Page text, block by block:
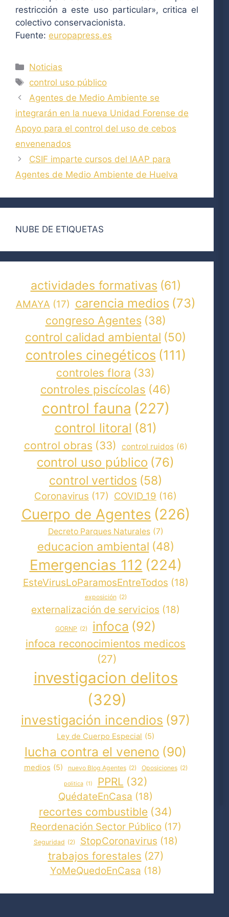
restricción a este uso particular», critica el
colectivo conservacionista.
Fuente: europapress.es
Categorías
Noticias
Etiquetas
control uso público
Agentes de Medio Ambiente se
integrarán en la nueva Unidad Forense de
Apoyo para el control del uso de cebos
envenenados
CSIF imparte cursos del IAAP para
Agentes de Medio Ambiente de Huelva
NUBE DE ETIQUETAS
actividades formativas (61)
AMAYA (17) carencia medios (73)
congreso Agentes (38)
control calidad ambiental (50)
controles cinegéticos (111)
controles flora (33)
controles piscícolas (46)
control fauna (227)
control litoral (81)
control obras (33) control ruidos (6)
control uso público (76)
control vertidos (58)
Coronavirus (17) COVID_19 (16)
Cuerpo de Agentes (226)
Decreto Parques Naturales (7)
educacion ambiental (48)
Emergencias 112 (224)
EsteVirusLoParamosEntreTodos (18)
exposición (2)
externalización de servicios (18)
GORNP (2) infoca (92)
infoca reconocimientos medicos
(27)
investigacion delitos
(329)
investigación incendios (97)
Ley de Cuerpo Especial (5)
lucha contra el veneno (90)
medios (5) nuevo Blog Agentes (2) Oposiciones (2)
politica (1) PPRL (32)
QuédateEnCasa (18)
recortes combustible (34)
Reordenación Sector Público (17)
Seguridad (2) StopCoronavirus (18)
trabajos forestales (27)
YoMeQuedoEnCasa (18)